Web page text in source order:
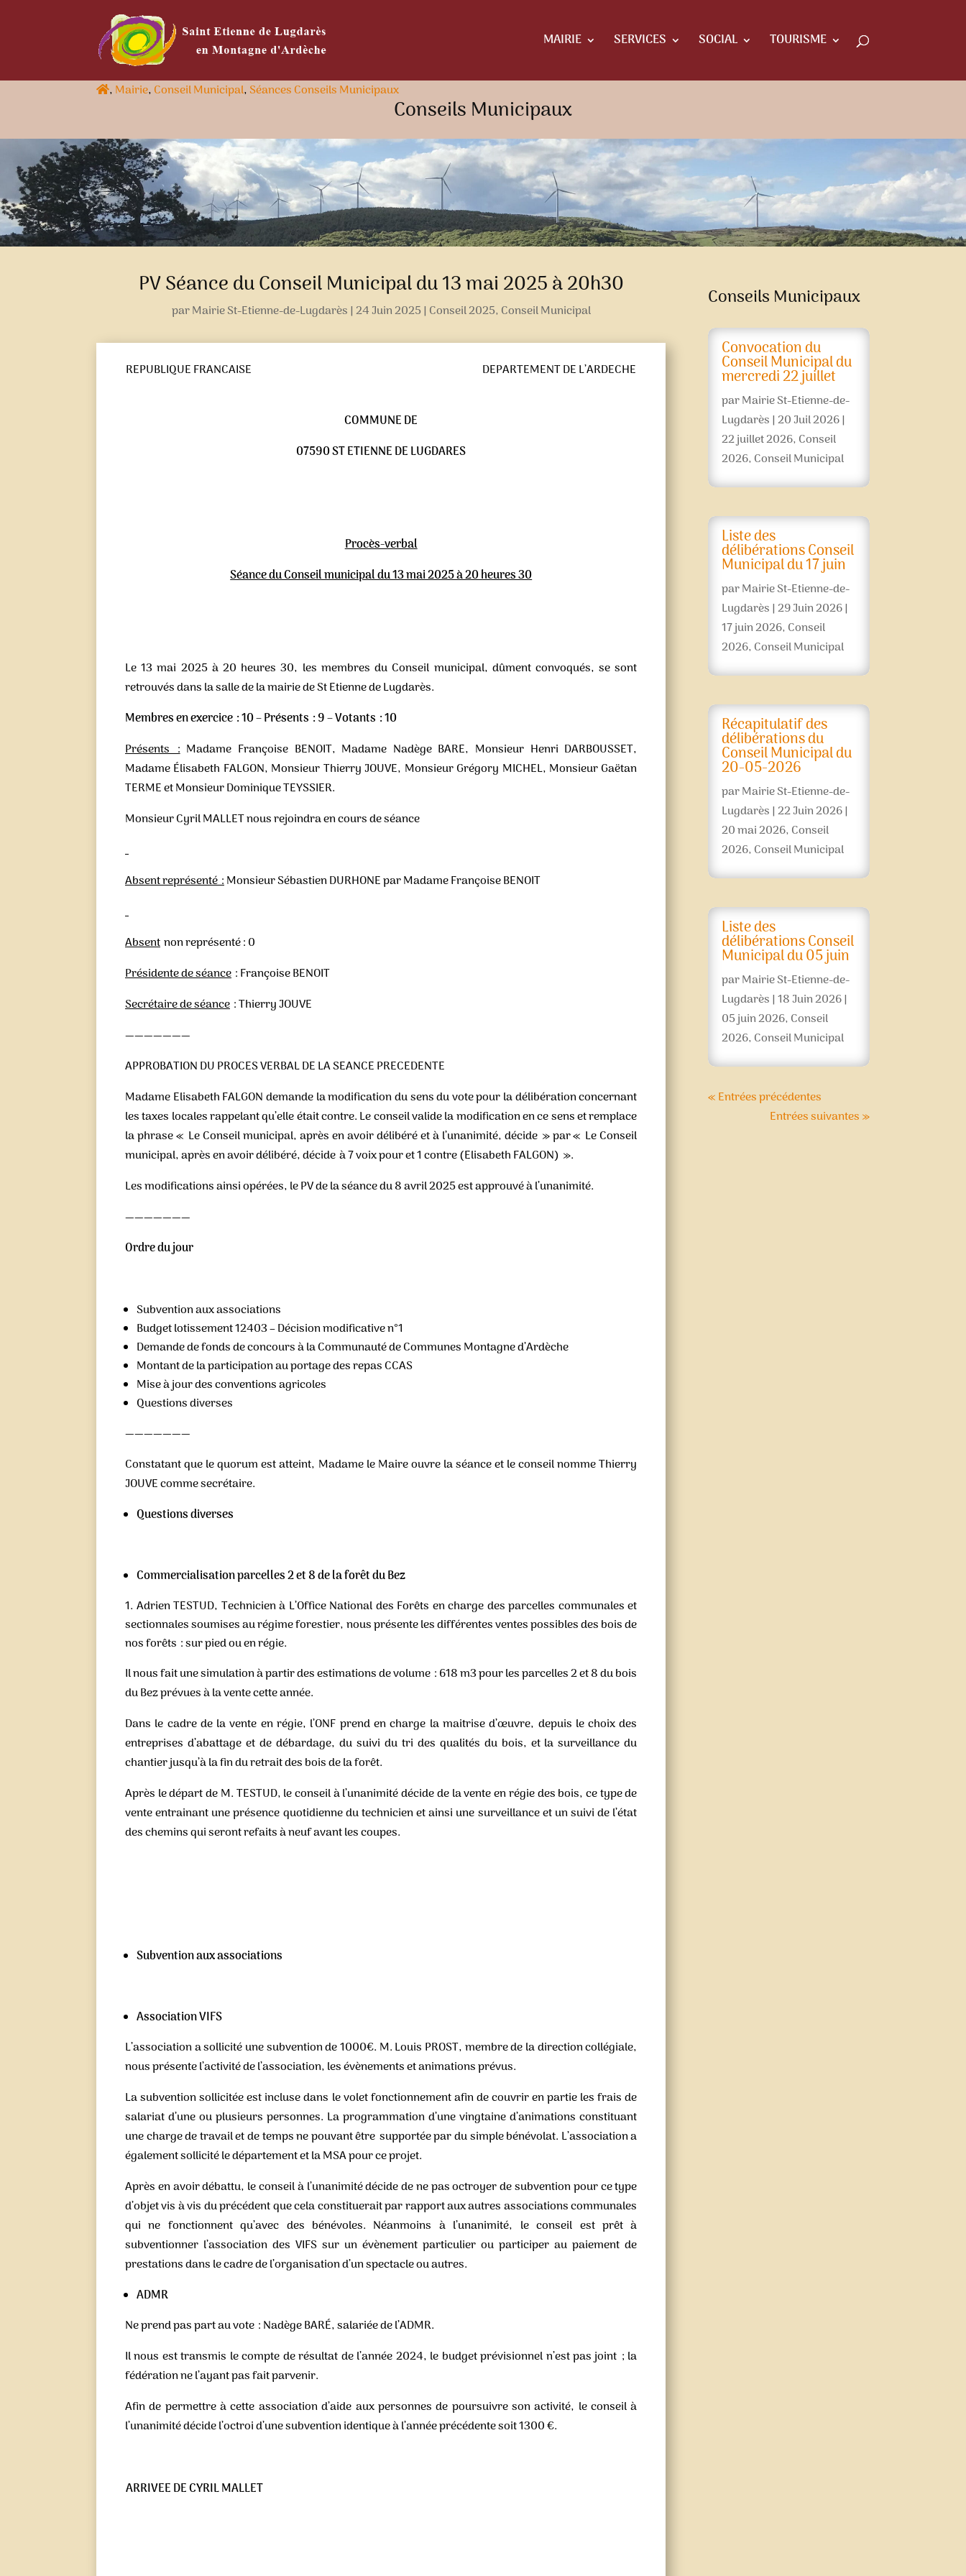
MAIRIE SERVICES SOCIAL TOURISME
,Mairie,Conseil Municipal,Séances Conseils Municipaux
Conseils Municipaux
PV Séance du Conseil Municipal du 13 mai 2025 à 20h30
parMairie St-Etienne-de-Lugdarès|24 Juin 2025| Conseil 2025, Conseil Municipal
REPUBLIQUE FRANCAISE DEPARTEMENT DE L’ARDECHE
COMMUNE DE
07590 ST ETIENNE DE LUGDARES
Procès-verbal
Séance du Conseil municipal du 13 mai 2025 à 20 heures 30
Le 13 mai 2025 à 20 heures 30, les membres du Conseil municipal, dûment convoqués, se sont
retrouvés dans la salle de la mairie de St Etienne de Lugdarès.
Membres en exercice : 10 – Présents : 9 – Votants : 10
Présents :Madame Françoise BENOIT, Madame Nadège BARE, Monsieur Henri DARBOUSSET,
Madame Élisabeth FALGON, Monsieur Thierry JOUVE, Monsieur Grégory MICHEL, Monsieur Gaëtan
TERME et Monsieur Dominique TEYSSIER.
Monsieur Cyril MALLET nous rejoindra en cours de séance
Absent représenté :Monsieur Sébastien DURHONE par Madame Françoise BENOIT
Absentnon représenté : 0
Présidente de séance: Françoise BENOIT
Secrétaire de séance: Thierry JOUVE
———————
APPROBATION DU PROCES VERBAL DE LA SEANCE PRECEDENTE
Madame Elisabeth FALGON demande la modification du sens du vote pour la délibération concernant
les taxes locales rappelant qu’elle était contre. Le conseil valide la modification en ce sens et remplace
la phrase « Le Conseil municipal, après en avoir délibéré et à l’unanimité, décide » par « Le Conseil
municipal, après en avoir délibéré, décide à 7 voix pour et 1 contre (Elisabeth FALGON) ».
Les modifications ainsi opérées, le PV de la séance du 8 avril 2025 est approuvé à l’unanimité.
———————
Ordre du jour
Subvention aux associations
Budget lotissement 12403 – Décision modificative n°1
Demande de fonds de concours à la Communauté de Communes Montagne d’Ardèche
Montant de la participation au portage des repas CCAS
Mise à jour des conventions agricoles
Questions diverses
———————
Constatant que le quorum est atteint, Madame le Maire ouvre la séance et le conseil nomme Thierry
JOUVE comme secrétaire.
Questions diverses
Commercialisation parcelles 2 et 8 de la forêt du Bez
Adrien TESTUD, Technicien à L’Office National des Forêts en charge des parcelles communales et
sectionnales soumises au régime forestier, nous présente les différentes ventes possibles des bois de
nos forêts : sur pied ou en régie.
Il nous fait une simulation à partir des estimations de volume : 618 m3 pour les parcelles 2 et 8 du bois
du Bez prévues à la vente cette année.
Dans le cadre de la vente en régie, l’ONF prend en charge la maitrise d’œuvre, depuis le choix des
entreprises d’abattage et de débardage, du suivi du tri des qualités du bois, et la surveillance du
chantier jusqu’à la fin du retrait des bois de la forêt.
Après le départ de M. TESTUD, le conseil à l’unanimité décide de la vente en régie des bois, ce type de
vente entrainant une présence quotidienne du technicien et ainsi une surveillance et un suivi de l’état
des chemins qui seront refaits à neuf avant les coupes.
Subvention aux associations
Association VIFS
L’association a sollicité une subvention de 1000€. M. Louis PROST, membre de la direction collégiale,
nous présente l’activité de l’association, les évènements et animations prévus.
La subvention sollicitée est incluse dans le volet fonctionnement afin de couvrir en partie les frais de
salariat d’une ou plusieurs personnes. La programmation d’une vingtaine d’animations constituant
une charge de travail et de temps ne pouvant être supportée par du simple bénévolat. L’association a
également sollicité le département et la MSA pour ce projet.
Après en avoir débattu, le conseil à l’unanimité décide de ne pas octroyer de subvention pour ce type
d’objet vis à vis du précédent que cela constituerait par rapport aux autres associations communales
qui ne fonctionnent qu’avec des bénévoles. Néanmoins à l’unanimité, le conseil est prêt à
subventionner l’association des VIFS sur un évènement particulier ou participer au paiement de
prestations dans le cadre de l’organisation d’un spectacle ou autres.
ADMR
Ne prend pas part au vote : Nadège BARÉ, salariée de l’ADMR.
Il nous est transmis le compte de résultat de l’année 2024, le budget prévisionnel n’est pas joint ; la
fédération ne l’ayant pas fait parvenir.
Afin de permettre à cette association d’aide aux personnes de poursuivre son activité, le conseil à
l’unanimité décide l’octroi d’une subvention identique à l’année précédente soit 1300 €.
ARRIVEE DE CYRIL MALLET
Conseils Municipaux
Convocation du
Conseil Municipal du
mercredi 22 juillet
parMairie St-Etienne-de-
Lugdarès|20 Juil 2026|
22 juillet 2026, Conseil
2026, Conseil Municipal
Liste des
délibérations Conseil
Municipal du 17 juin
parMairie St-Etienne-de-
Lugdarès|29 Juin 2026|
17 juin 2026, Conseil
2026, Conseil Municipal
Récapitulatif des
délibérations du
Conseil Municipal du
20-05-2026
parMairie St-Etienne-de-
Lugdarès|22 Juin 2026|
20 mai 2026, Conseil
2026, Conseil Municipal
Liste des
délibérations Conseil
Municipal du 05 juin
parMairie St-Etienne-de-
Lugdarès|18 Juin 2026|
05 juin 2026, Conseil
2026, Conseil Municipal
« Entrées précédentes
Entrées suivantes »